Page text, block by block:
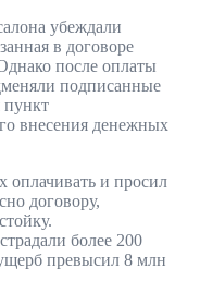
убеждали
в договоре
после оплаты
подписанные
пункт
внесения денежных
оплачивать и просил
договору,
более 200
превысил 8 млн